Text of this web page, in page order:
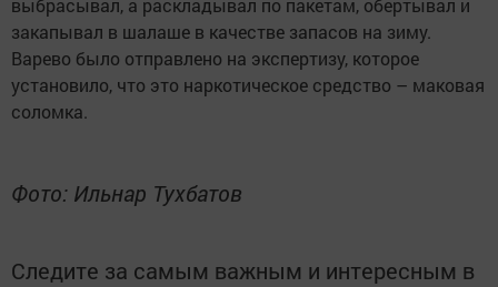
выбрасывал, а раскладывал по пакетам, обертывал и
закапывал в шалаше в качестве запасов на зиму.
Варево было отправлено на экспертизу, которое
установило, что это наркотическое средство – маковая
соломка.
Фото: Ильнар Тухбатов
Следите за самым важным и интересным в